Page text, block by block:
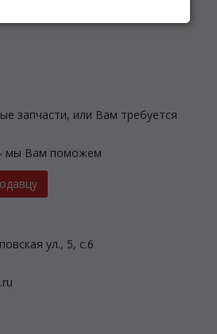
запчасти, или Вам требуется
- мы Вам поможем
ул., 5, с.6